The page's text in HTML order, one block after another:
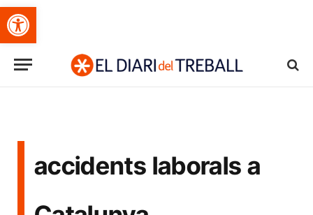
Obre la barra d'eines
accidents laborals a